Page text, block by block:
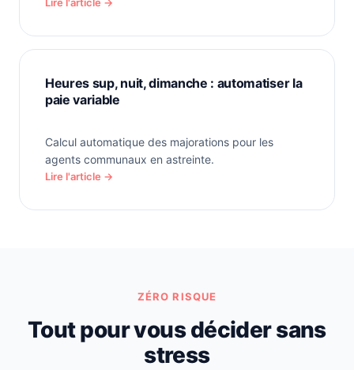
Heures sup, nuit, dimanche : automatiser la
paie variable
Calcul automatique des majorations pour les
agents communaux en astreinte.
Lire l'article →
ZÉRO RISQUE
Tout pour vous décider sans
stress